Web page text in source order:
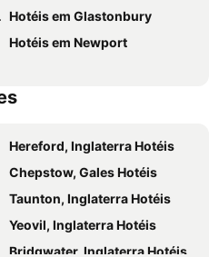
Hotéis em Glastonbury
Hotéis em Newport
Hereford, Inglaterra Hotéis
Chepstow, Gales Hotéis
Taunton, Inglaterra Hotéis
Yeovil, Inglaterra Hotéis
Bridgwater, Inglaterra Hotéis